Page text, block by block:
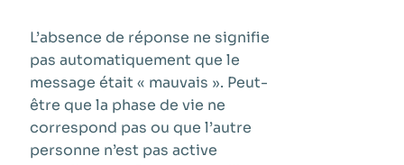
L’absence de réponse ne signifie
pas automatiquement que le
message était « mauvais ». Peut-
être que la phase de vie ne
correspond pas ou que l’autre
personne n’est pas active